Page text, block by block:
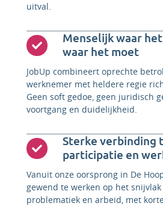
uitval.
Menselijk waar
waar het moet
JobUp combineert oprechte
werknemer met heldere regie
Geen soft gedoe, geen juridisch
voortgang en duidelijkheid.
Sterke verbinding
participatie en
Vanuit onze oorsprong in De
gewend te werken op het
problematiek en arbeid, met